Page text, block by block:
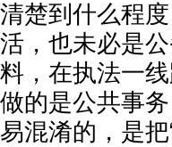
清楚到什么程
活，也未必是
料，在执法一
做的是公共事
易混淆的，是把